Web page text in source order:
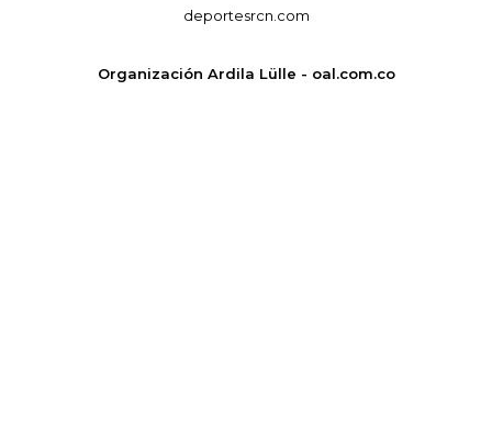
deportesrcn.com
Organización Ardila Lülle - oal.com.co